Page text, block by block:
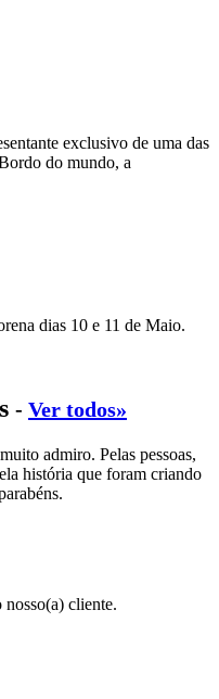
exclusivo de uma das
do mundo, a
dias 10 e 11 de Maio.
- Ver todos»
admiro. Pelas pessoas,
história que foram criando
cliente.